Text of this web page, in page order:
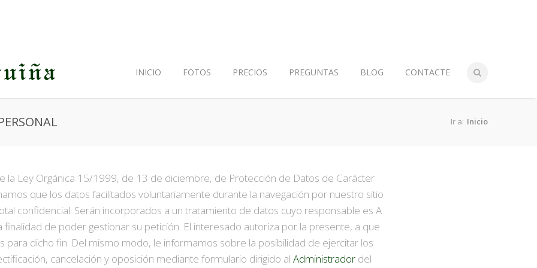
su consentimiento.
INICIO FOTOS PRECIOS PREGUNTAS BLOG CONTACTE
Ir a: Inicio
la Ley Orgánica 15/1999, de 13 de diciembre, de Protección de Datos de Carácter
que los datos facilitados voluntariamente durante la navegación por nuestro sitio
confidencial. Serán incorporados a un tratamiento de datos cuyo responsable es A
finalidad de poder gestionar su petición. El interesado autoriza por la presente, a que
para dicho fin. Del mismo modo, le informamos sobre la posibilidad de ejercitar los
cancelación y oposición mediante formulario dirigido al Administradordel